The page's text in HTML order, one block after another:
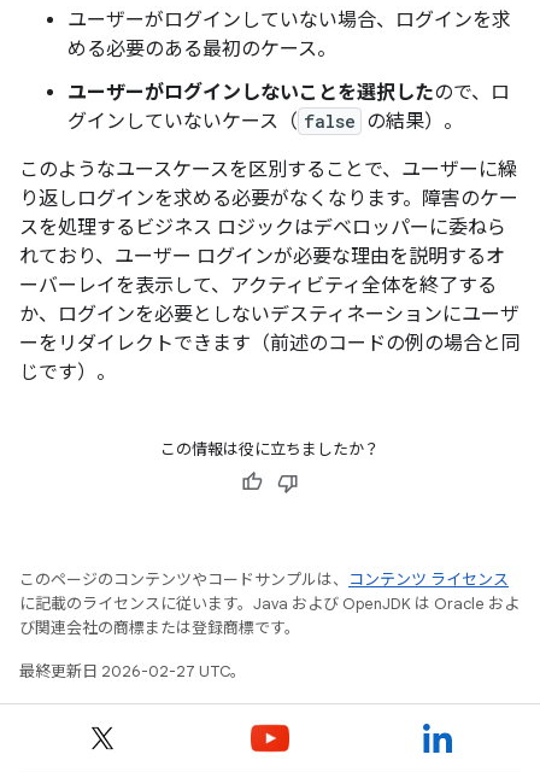
ユーザーがログインしていない場合、ログインを求
める必要のある最初のケース。
ユーザーがログインしないことを選択したので、ロ
グインしていないケース（ false の結果）。
このようなユースケースを区別することで、ユーザーに繰
り返しログインを求める必要がなくなります。障害のケー
スを処理するビジネス ロジックはデベロッパーに委ねら
れており、ユーザー ログインが必要な理由を説明するオ
ーバーレイを表示して、アクティビティ全体を終了する
か、ログインを必要としないデスティネーションにユーザ
ーをリダイレクトできます（前述のコードの例の場合と同
じです）。
この情報は役に立ちましたか？
このページのコンテンツやコードサンプルは、
コンテンツ ライセンス
に記載のライセンスに従います。Java および OpenJDK は Oracle およ
び関連会社の商標または登録商標です。
最終更新日 2026-02-27 UTC。